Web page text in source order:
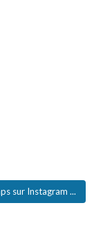
sur Instagram ...